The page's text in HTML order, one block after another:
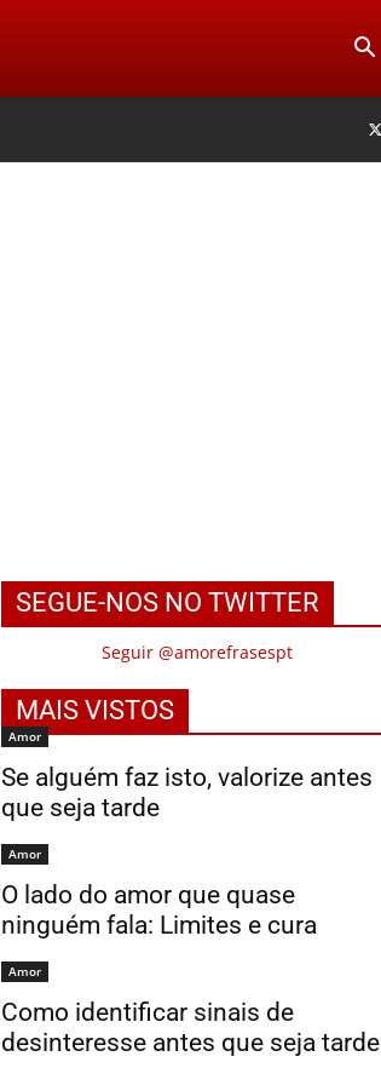
SEGUE-NOS NO TWITTER
Seguir @amorefrasespt
MAIS VISTOS
Amor
Se alguém faz isto, valorize antes
que seja tarde
Amor
O lado do amor que quase
ninguém fala: Limites e cura
Amor
Como identificar sinais de
desinteresse antes que seja tarde